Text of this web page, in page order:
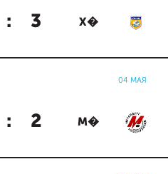
: 3 Х�
04 МАЯ
: 2 М�